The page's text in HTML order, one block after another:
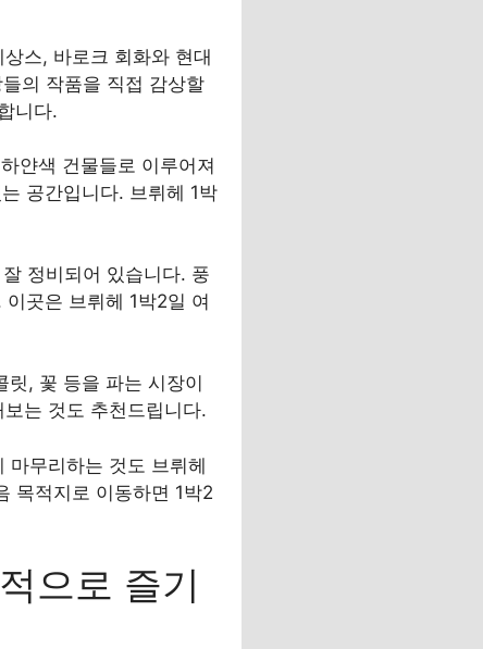
스, 바로크 회화와 현대
의 작품을 직접 감상할
니다.
얀색 건물들로 이루어져
공간입니다. 브뤼헤 1박
정비되어 있습니다. 풍
곳은 브뤼헤 1박2일 여
, 꽃 등을 파는 시장이
는 것도 추천드립니다.
마무리하는 것도 브뤼헤
목적지로 이동하면 1박2
으로 즐기